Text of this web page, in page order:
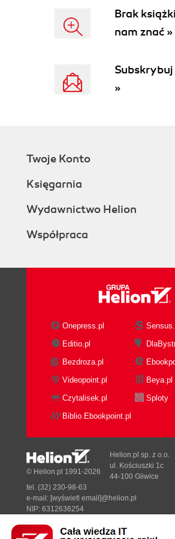
Sposoby konstruowania
Tworzenie i odwoływanie się do
Czym są obiekty i dlaczego są
Wbudowane klasy obiektów (150)
Lekcja 5. Funkcje (177)
Tworzenie funkcji (178)
Zmienne lokalne oraz funkcje,
Tworzenie dynamicznych pól
Pobieranie danych (216)
Konstruowanie wyrażeń (223)
Operatory (224)
Przetwarzanie danych
klasy Math (227)
Operacje na łańcuchach
Lekcja 7. Tworzenie własnych klas
Ścieżka dostępu do definicji klas
Pakiety i importowanie klas (246)
Odczytywanie i zapisywanie
Definiowanie członków klasy (254)
Dziedziczenie (258)
Lekcja 8. Korzystanie z instrukcji
Brak
nam znać »
»
Twoje Konto
Księgarnia
Wydawnictwo Helion
Współpraca
Onepress.pl
Editio.pl
Bezdroza.pl
Videopoint.pl
Beya.pl
Czytalisek.pl
Sploty
Biblio.Ebookpoint.pl
© Helion.pl 1991-2026
Helion.pl sp. z o.o.
ul. Kościuszki 1c
44-100 Gliwice
tel. (32) 230-98-63
e-mail: [wyświetl email]@helion.pl
NIP: 6312636254